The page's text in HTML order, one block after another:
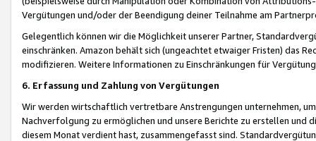
Vergütungen und/oder der Beendigung deiner Teilnahme am
Gelegentlich können wir die Möglichkeit unserer Partner,
einschränken. Amazon behält sich (ungeachtet etwaiger Fristen) das
modifizieren. Weitere Informationen zu Einschränkungen für
6. Erfassung und Zahlung von Vergütungen
Wir werden wirtschaftlich vertretbare Anstrengungen unternehmen,
Nachverfolgung zu ermöglichen und unsere Berichte zu erstellen und
diesem Monat verdient hast, zusammengefasst sind.